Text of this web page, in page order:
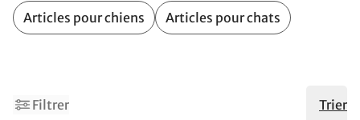
Articles pour chiens Articles pour chats
Filtrer Trier